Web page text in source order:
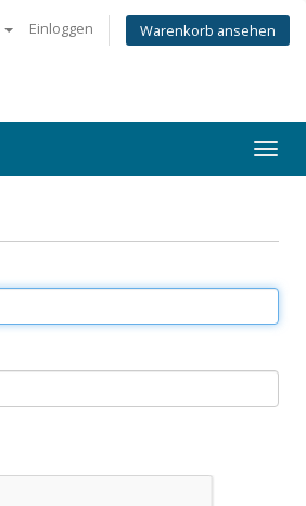
Einloggen Warenkorb ansehen